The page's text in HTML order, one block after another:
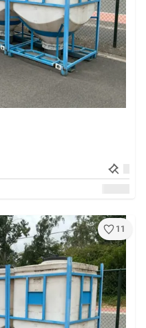
11